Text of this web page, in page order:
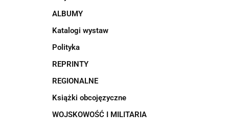
ALBUMY
Katalogi wystaw
Polityka
REPRINTY
REGIONALNE
Książki obcojęzyczne
WOJSKOWOŚĆ I MILITARIA